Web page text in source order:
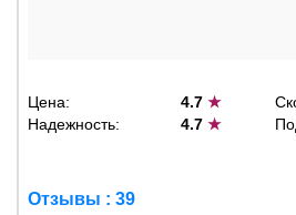
Цена: 4.7★
Надежность:
4.7★
Отзывы : 39